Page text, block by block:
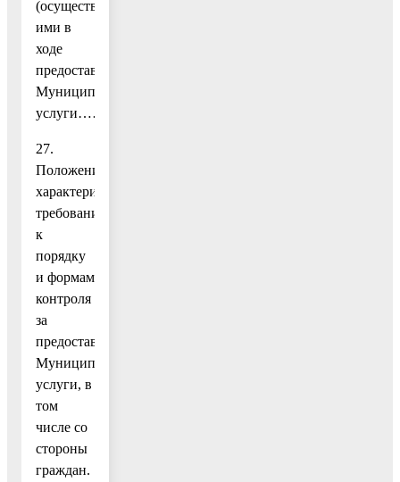
(осуществляемые)
ими в
ходе
предоставления
Муниципальной
27.
Положения,
характеризующие
требования
к
порядку
и формам
контроля
за
предоставлением
Муниципальной
услуги, в
том
числе со
стороны
граждан.